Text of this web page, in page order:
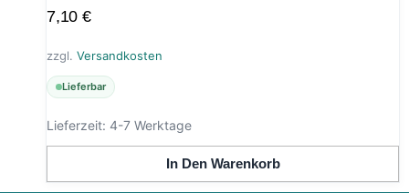
7,10€
zzgl. Versandkosten
Lieferbar
Lieferzeit: 4-7 Werktage
In Den Warenkorb